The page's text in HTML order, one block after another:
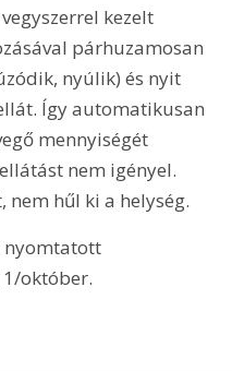
kezelt
párhuzamosan
nyúlik) és nyit
Így automatikusan
mennyiségét
nem igényel.
nem hűl ki a helység.
nyomtatott
október.